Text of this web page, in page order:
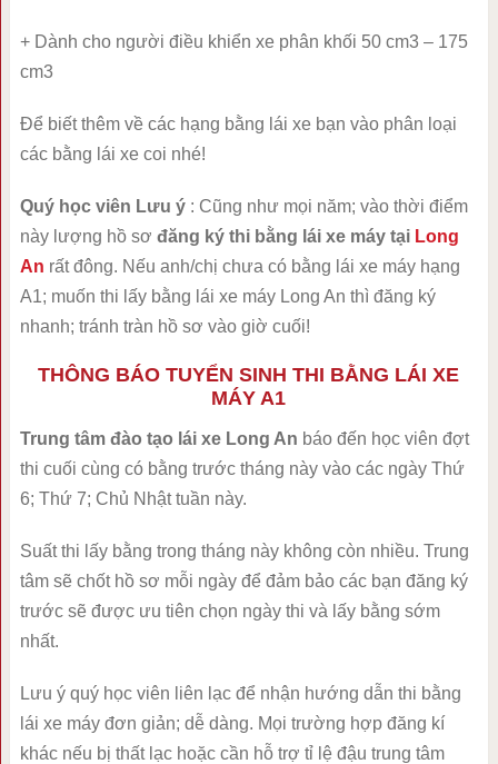
+ Dành cho người điều khiển xe phân khối 50 cm3 – 175
cm3
Để biết thêm về các hạng bằng lái xe bạn vào phân loại
các bằng lái xe coi nhé!
Quý học viên Lưu ý: Cũng như mọi năm; vào thời điểm
này lượng hồ sơ đăng ký thi bằng lái xe máy tại Long
An rất đông. Nếu anh/chị chưa có bằng lái xe máy hạng
A1; muốn thi lấy bằng lái xe máy Long An thì đăng ký
nhanh; tránh tràn hồ sơ vào giờ cuối!
THÔNG BÁO TUYỂN SINH THI BẰNG LÁI XE
MÁY A1
Trung tâm đào tạo lái xe Long An báo đến học viên đợt
thi cuối cùng có bằng trước tháng này vào các ngày Thứ
6; Thứ 7; Chủ Nhật tuần này.
Suất thi lấy bằng trong tháng này không còn nhiều. Trung
tâm sẽ chốt hồ sơ mỗi ngày để đảm bảo các bạn đăng ký
trước sẽ được ưu tiên chọn ngày thi và lấy bằng sớm
nhất.
Lưu ý quý học viên liên lạc để nhận hướng dẫn thi bằng
lái xe máy đơn giản; dễ dàng. Mọi trường hợp đăng kí
khác nếu bị thất lạc hoặc cần hỗ trợ tỉ lệ đậu trung tâm